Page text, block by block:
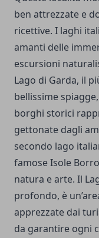
ben attrezzate e
ricettive. I laghi
amanti delle
escursioni
Lago di Garda, il
bellissime
borghi storici
gettonate dagli
secondo lago
famose Isole
natura e arte. Il
profondo, è
apprezzate dai
da garantire ogni